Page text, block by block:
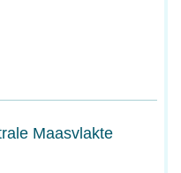
Maasvlakte